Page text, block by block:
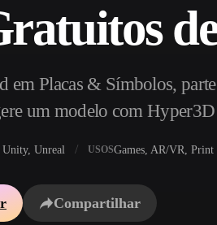
ao objeto 3D — na hora.
Conversor de SVG para 3D
em Placas & Símbolos,
um modelo com
Unity, Unreal USOSGames, AR/VR, Print
Compartilhar